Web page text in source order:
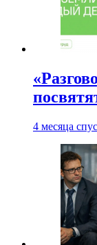
4 месяца